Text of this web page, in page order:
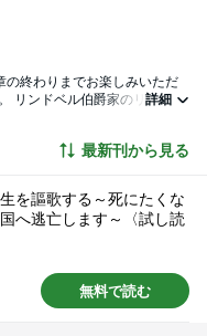
終わりまでお楽しみいただ
ていなかった。 そして呆気な
に覚えていた 宝くじの当選番
詳細
最新刊から見る
を謳歌する～死にたくな
へ逃亡します～〈試し読
無料で読む